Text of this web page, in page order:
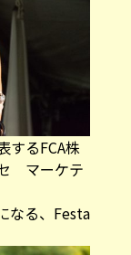
するFCA株
マーケテ
なる、Festa